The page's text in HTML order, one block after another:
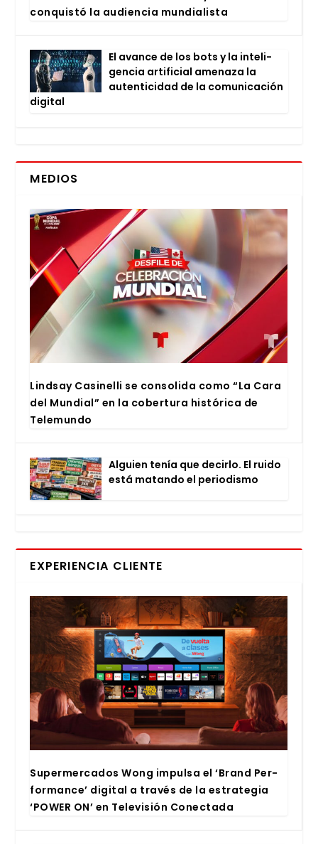
con­quis­tó la audien­cia mun­dia­lis­ta
El avan­ce de los bots y la inte­li­
gen­cia arti­fi­cial ame­na­za la
auten­ti­ci­dad de la comu­ni­ca­ción
digi­tal
MEDIOS
Lind­say Casi­ne­lli se con­so­li­da como “La Cara
del Mun­dial” en la cober­tu­ra his­tó­ri­ca de
Tele­mun­do
Alguien tenía que decir­lo. El rui­do
está matan­do el perio­dis­mo
EXPERIENCIA CLIENTE
Super­mer­ca­dos Wong impul­sa el ‘Brand Per­
for­man­ce’ digi­tal a tra­vés de la estra­te­gia
‘POWER ON’ en Tele­vi­sión Conec­ta­da